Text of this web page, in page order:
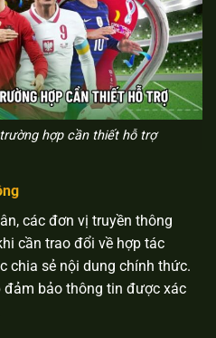
hợp cần thiết hỗ trợ
các đơn vị truyền thông
cần trao đổi về hợp tác
chia sẻ nội dung chính thức.
đảm bảo thông tin được xác
×
Xoilac